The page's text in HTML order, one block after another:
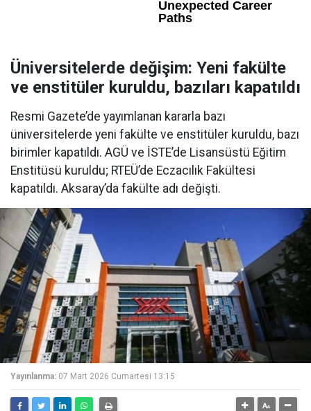
Üniversitelerde değişim: Yeni fakülte
ve enstitüler kuruldu, bazıları kapatıldı
Resmi Gazete’de yayımlanan kararla bazı
üniversitelerde yeni fakülte ve enstitüler kuruldu, bazı
birimler kapatıldı. AGÜ ve İSTE’de Lisansüstü Eğitim
Enstitüsü kuruldu; RTEÜ’de Eczacılık Fakültesi
kapatıldı. Aksaray’da fakülte adı değişti.
Yayınlanma: 07 Mart 2026 Cumartesi 13:15